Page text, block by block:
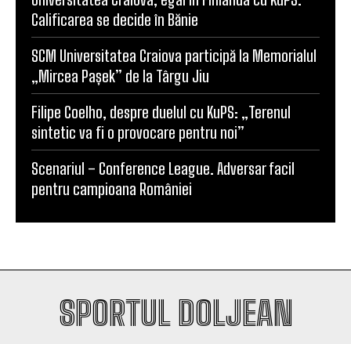
SCM Universitatea Craiova participă la Memorialul
„Mircea Pașek” de la Târgu Jiu
Filipe Coelho, despre duelul cu KuPS: „Terenul
sintetic va fi o provocare pentru noi”
Scenariul – Conference League. Adversar facil
pentru campioana României
SPORTUL DOLJEAN